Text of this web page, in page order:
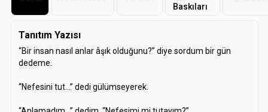
Baskıları
Tanıtım Yazısı
“Bir insan nasıl anlar âşık olduğunu?” diye sordum bir gün
dedeme.
“Nefesini tut...” dedi gülümseyerek.